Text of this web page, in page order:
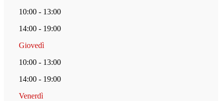
10:00 - 13:00
14:00 - 19:00
Giovedì
10:00 - 13:00
14:00 - 19:00
Venerdì